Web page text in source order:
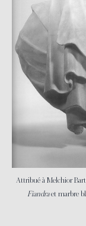
Attribué à Melchior
Fiandraet marbre